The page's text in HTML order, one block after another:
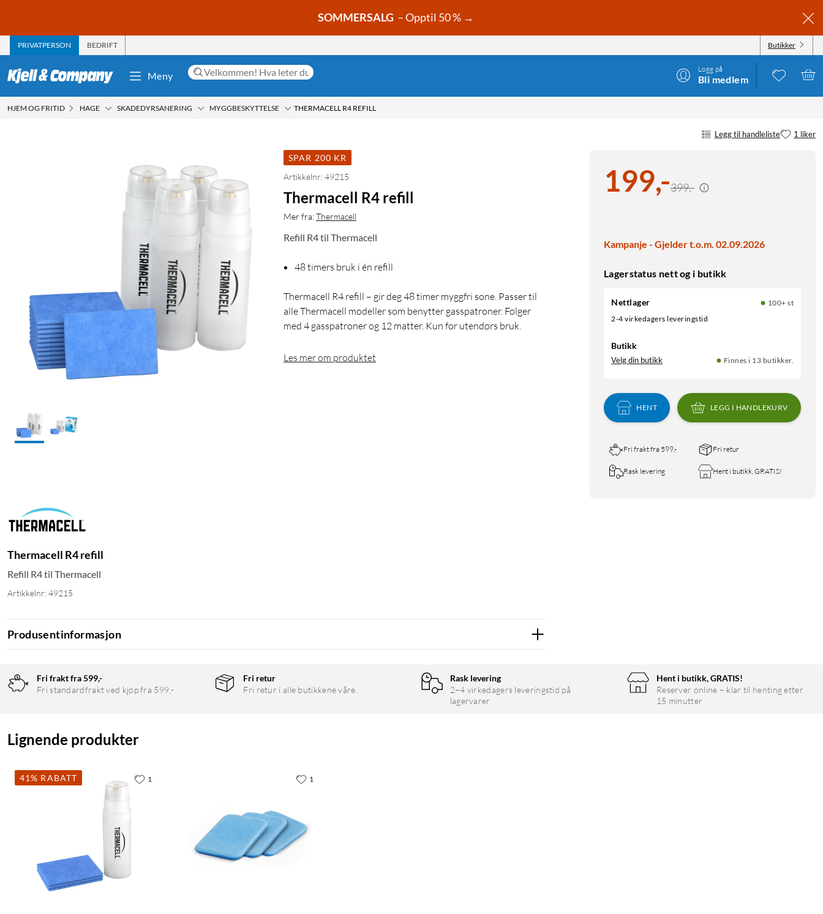
SOMMERSALG – Opptil 50 % →
PRIVATPERSON BEDRIFT Butikker
Meny
Logg på
Bli medlem
HJEM OG FRITID HAGE SKADEDYRSANERING MYGGBESKYTTELSE THERMACELL R4 REFILL
Legg til handleliste 1 liker
199,-399,-
Kampanje - Gjelder t.o.m. 02.09.2026
Lagerstatus nett og i butikk
Nettlager
100+ st
2-4 virkedagers leveringstid
Butikk
Velg din butikk Finnes i 13 butikker.
HENT LEGG I HANDLEKURV
Fri frakt fra 599,- Fri retur
Rask levering Hent i butikk, GRATIS!
SPAR 200 KR
Artikkelnr: 49215
Thermacell R4 refill
Mer fra:Thermacell
Refill R4 til Thermacell
48 timers bruk i én refill
Thermacell R4 refill – gir deg 48 timer myggfri sone. Passer til
alle Thermacell modeller som benytter gasspatroner. Følger
med 4 gasspatroner og 12 matter. Kun for utendørs bruk.
Les mer om produktet
Thermacell R4 refill
Refill R4 til Thermacell
Artikkelnr: 49215
Produsentinformasjon
Fri frakt fra 599,-
Fri standardfrakt ved kjøp fra 599,-
Fri retur
Fri retur i alle butikkene våre.
Rask levering
2–4 virkedagers leveringstid på
lagervarer
Hent i butikk, GRATIS!
Reserver online – klar til henting etter
15 minutter
Lignende produkter
41% RABATT 1 1